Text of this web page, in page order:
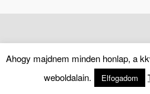
Ahogy majdnem minden honlap, a
weboldalain.
Elfogadom